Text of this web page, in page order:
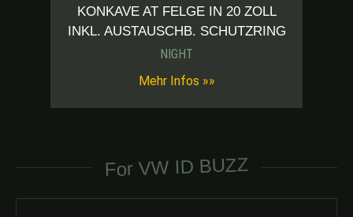
KONKAVE AT FELGE IN 20 ZOLL
INKL. AUSTAUSCHB. SCHUTZRING
NIGHT
Mehr Infos »»
For VW ID BUZZ